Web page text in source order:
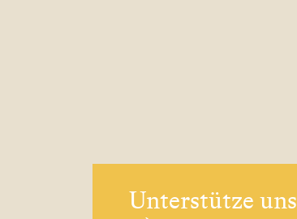
Unterstütze uns